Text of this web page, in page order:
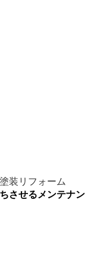
装リフォーム
させるメンテナ